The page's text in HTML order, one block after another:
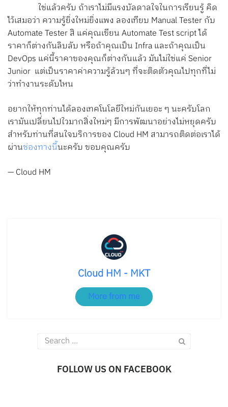
ใช่แล้วครับ ถ้าเราไม่มีแรงบัลดาลใจในการเรียนรู้ คิด
ไว้เสมอว่า ความรู้ยิ่งใหม่ยิ่งแพง ลองเทียบ Manual Tester กับ
Automate Tester สิ แค่คุณเขียน Automate Test script ได้
ราคาก็ต่างกันลิบลับ หรือถ้าคุณเป็น Infra และถ้าคุณเป็น
DevOps แค่นี้ราคาของคุณก็ต่างกันแล้ว มันไม่ใช่แค่ Senior
Junior แต่เป็นราคาค่าความรู้ล้วนๆ ที่จะติดตัวคุณไปทุกที่ไม่
ว่าทำงานระดับไหน
อยากให้ทุกท่านได้ลองเทคโนโลยีใหม่กันเยอะ ๆ นะครับโลก
เรามันเปลี่ยนไปใวมากสิ่งใหม่ๆ มีการพัฒนาอย่างไม่หยุดครับ
สำหรับท่านที่สนใจบริการของ Cloud HM สามารถติดต่อเราได้
ผ่านช่องทางนี้นะครับ ขอบคุณครับ
— Cloud HM
Cloud HM - MKT
More from me
Search
for:
FOLLOW US ON FACEBOOK